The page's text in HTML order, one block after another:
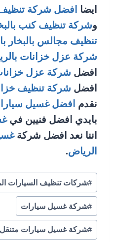
ايضا
افضل شركة
وشركة تنظيف كنب
تنظيف مجالس بالبخار
شركة عزل خزانات
افضل شركة عزل
افضل شركة تنظيف
نقدم افضل غسيل
بايدي افضل فنيين في
اننا نعد افضل شركة
الرياض.
وسوم
المقال:
#شركات تنظيف السيارات
#شركة غسيل سيارات
#شركة غسيل سيارات